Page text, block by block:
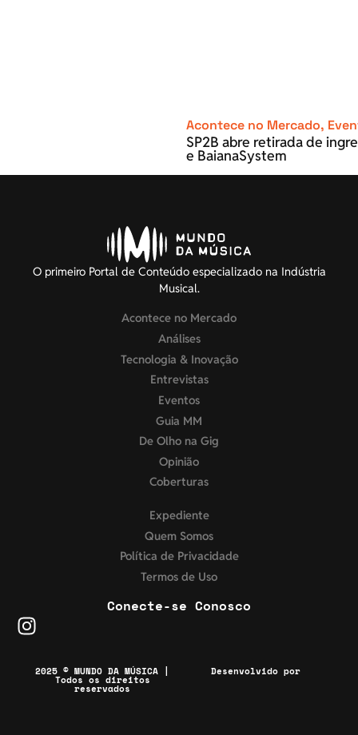
Acontece no Mercado,
SP2B abre retirada de
e BaianaSystem
O primeiro Portal de Conteúdo especializado na Indústria
Musical.
Acontece no Mercado
Análises
Tecnologia & Inovação
Entrevistas
Eventos
Guia MM
De Olho na Gig
Opinião
Coberturas
Expediente
Quem Somos
Política de Privacidade
Termos de Uso
Conecte-se Conosco
2025 © MUNDO DA MÚSICA |
Todos os direitos
reservados
Desenvolvido por